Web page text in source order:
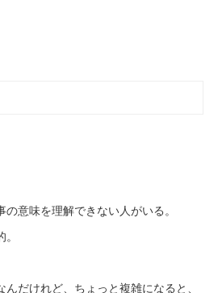
意味を理解できない人がいる。
だけれど、ちょっと複雑になると、